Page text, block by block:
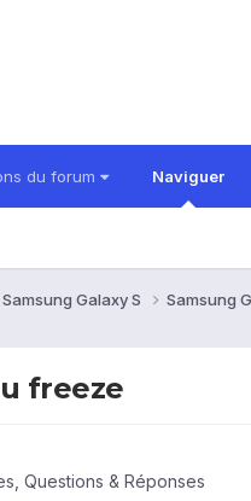
du forum Naviguer
Samsung Galaxy S Samsung
freeze
Questions & Réponses